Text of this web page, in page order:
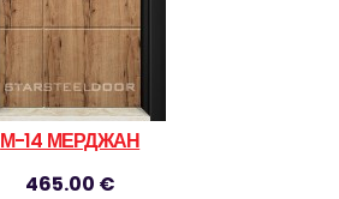
М-14 МЕРДЖАН
465.00 €